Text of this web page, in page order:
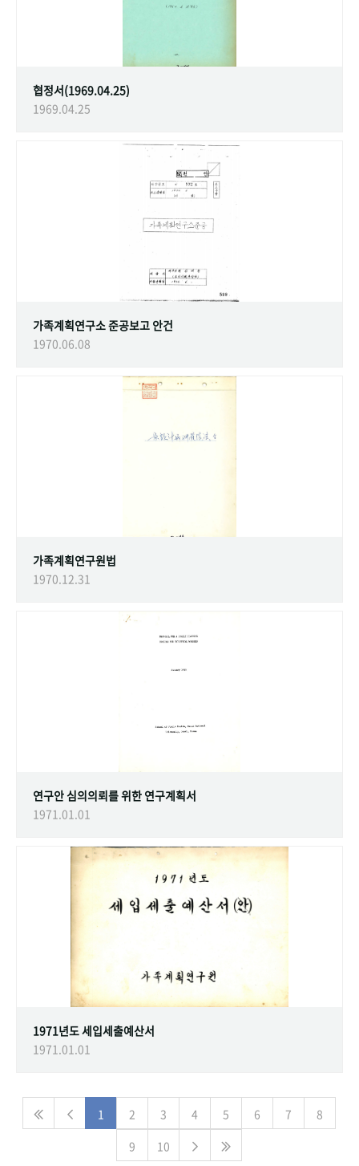
협정서(1969.04.25)
1969.04.25
가족계획연구소 준공보고 안건
1970.06.08
가족계획연구원법
1970.12.31
연구안 심의의뢰를 위한 연구계획서
1971.01.01
1971년도 세입세출예산서
1971.01.01
1 2 3 4 5 6 7
8
9
10